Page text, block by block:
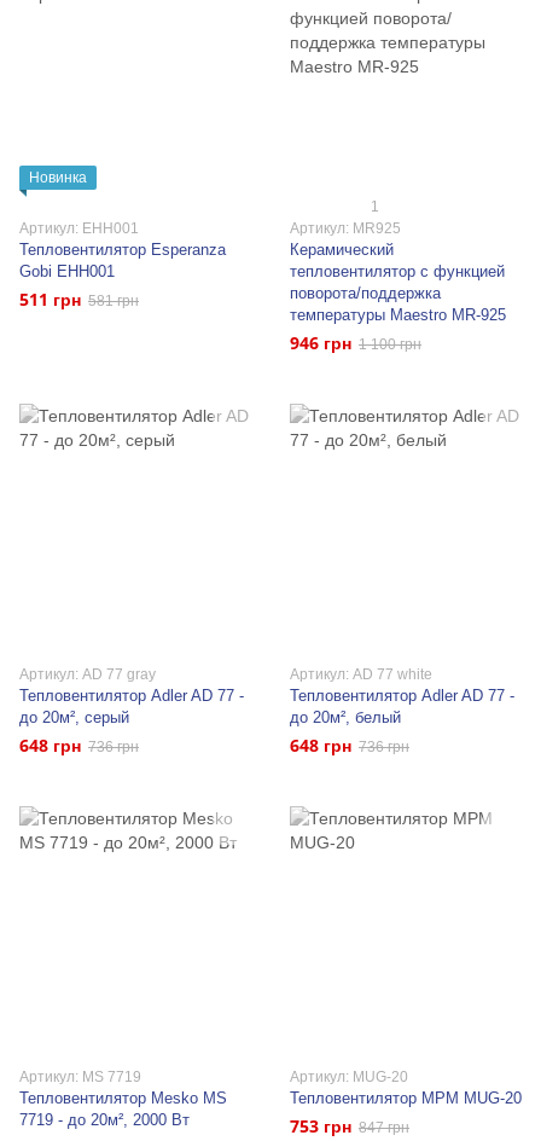
Новинка
Артикул: EHH001
Тепловентилятор Esperanza
Gobi EHH001
511 грн 581 грн
1
Артикул: MR925
Керамический
тепловентилятор с функцией
поворота/поддержка
температуры Maestro MR‑925
946 грн 1 100 грн
Артикул: AD 77 gray
Тепловентилятор Adler AD 77 -
до 20м², серый
648 грн 736 грн
Артикул: AD 77 white
Тепловентилятор Adler AD 77 -
до 20м², белый
648 грн 736 грн
Артикул: MS 7719
Тепловентилятор Mesko MS
7719 - до 20м², 2000 Вт
Артикул: MUG-20
Тепловентилятор MPM MUG-20
753 грн 847 грн